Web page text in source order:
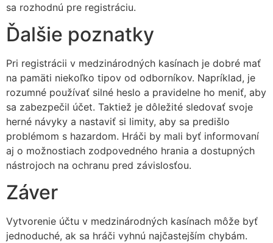
sa rozhodnú pre registráciu.
Ďalšie poznatky
Pri registrácii v medzinárodných kasínach je dobré mať
na pamäti niekoľko tipov od odborníkov. Napríklad, je
rozumné používať silné heslo a pravidelne ho meniť, aby
sa zabezpečil účet. Taktiež je dôležité sledovať svoje
herné návyky a nastaviť si limity, aby sa predišlo
problémom s hazardom. Hráči by mali byť informovaní
aj o možnostiach zodpovedného hrania a dostupných
nástrojoch na ochranu pred závislosťou.
Záver
Vytvorenie účtu v medzinárodných kasínach môže byť
jednoduché, ak sa hráči vyhnú najčastejším chybám.